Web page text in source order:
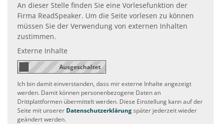
An dieser Stelle finden Sie eine Vorlesefunktion der
Firma ReadSpeaker. Um die Seite vorlesen zu können
müssen Sie der Verwendung von externen Inhalten
zustimmen.
Externe Inhalte
Ich bin damit einverstanden, dass mir externe Inhalte angezeigt
werden. Damit können personenbezogene Daten an
Drittplattformen übermittelt werden. Diese Einstellung kann auf der
Seite mit unserer Datenschutzerklärungspäter jederzeit wieder
geändert werden.